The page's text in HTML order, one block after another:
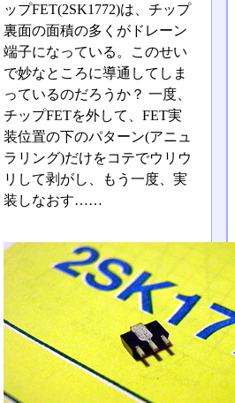
ップFET(2SK1772)は、チップ
裏面の面積の多くがドレーン
端子になっている。このせい
で妙なところに導通してしま
っているのだろうか？ 一度、
チップFETを外して、FET実
装位置の下のパターン(アニュ
ラリング)だけをコテでウリウ
リして剥がし、もう一度、実
装しなおす……